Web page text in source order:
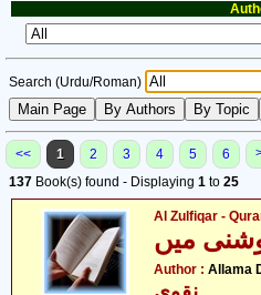
Search (Urdu/Roman)
<< 1 2 3 4 5 6
137 Book(s) found - Displaying 1 to 25
Al Zulfiqar -
میں
Author : Allama